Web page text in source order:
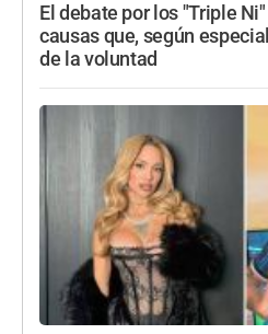
El debate por los "Triple
causas que, según
de la voluntad